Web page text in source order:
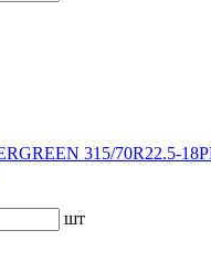
315/70R22.5-
шт